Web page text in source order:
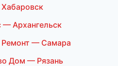
Архангельск
Ремонт — Самара
Дом — Рязань